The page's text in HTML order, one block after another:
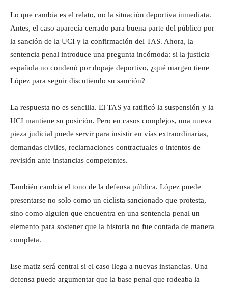
Lo que cambia es el relato, no la situación deportiva inmediata.
Antes, el caso aparecía cerrado para buena parte del público por
la sanción de la UCI y la confirmación del TAS. Ahora, la
sentencia penal introduce una pregunta incómoda: si la justicia
española no condenó por dopaje deportivo, ¿qué margen tiene
López para seguir discutiendo su sanción?
La respuesta no es sencilla. El TAS ya ratificó la suspensión y la
UCI mantiene su posición. Pero en casos complejos, una nueva
pieza judicial puede servir para insistir en vías extraordinarias,
demandas civiles, reclamaciones contractuales o intentos de
revisión ante instancias competentes.
También cambia el tono de la defensa pública. López puede
presentarse no solo como un ciclista sancionado que protesta,
sino como alguien que encuentra en una sentencia penal un
elemento para sostener que la historia no fue contada de manera
completa.
Ese matiz será central si el caso llega a nuevas instancias. Una
defensa puede argumentar que la base penal que rodeaba la